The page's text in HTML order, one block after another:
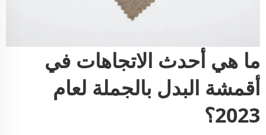
ما هي أحدث الاتجاهات في
أقمشة البدل بالجملة لعام
2023؟